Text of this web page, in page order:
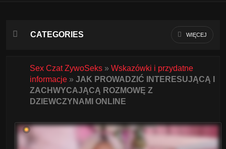
CATEGORIES WIĘCEJ
Azjatycka
Babcie
Blondynki
Sex Czat ZywoSeks » Wskazówki i przydatne
informacje » JAK PROWADZIĆ INTERESUJĄCĄ I
ZACHWYCAJĄCĄ ROZMOWĘ Z
DZIEWCZYNAMI ONLINE